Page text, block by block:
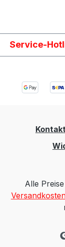
Service-
Alle